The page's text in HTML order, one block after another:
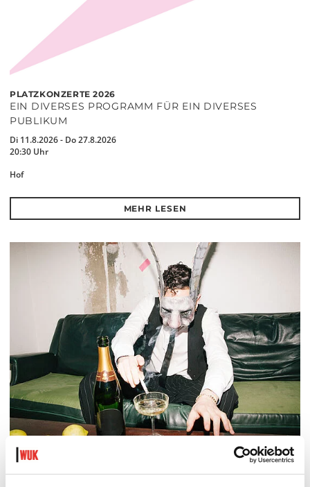
PLATZKONZERTE 2026
EIN DIVERSES PROGRAMM FÜR EIN DIVERSES
PUBLIKUM
Di 11.8.2026 - Do 27.8.2026
20:30 Uhr
Hof
MEHR LESEN
DER TÄUBLING
PLATZKONZERTE 2026